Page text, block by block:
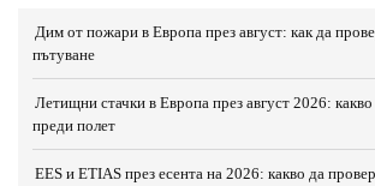
Дим от пожари в Европа през август: как да
пътуване
Летищни стачки в Европа през август 2026:
преди полет
EES и ETIAS през есента на 2026: какво да